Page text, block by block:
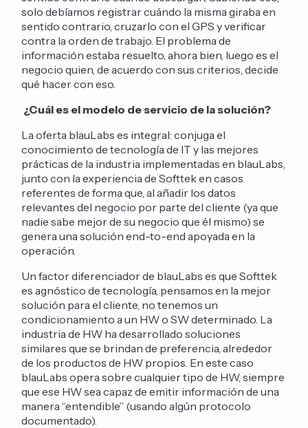
solo debíamos registrar cuándo la misma giraba en
sentido contrario, cruzarlo con el GPS y verificar
contra la orden de trabajo. El problema de
información estaba resuelto, ahora bien, luego es el
negocio quien, de acuerdo con sus criterios, decide
qué hacer con eso.
¿Cuál es el modelo de servicio de la solución?
La oferta blauLabs es integral: conjuga el
conocimiento de tecnología de IT y las mejores
prácticas de la industria implementadas en blauLabs,
junto con la experiencia de Softtek en casos
referentes de forma que, al añadir los datos
relevantes del negocio por parte del cliente (ya que
nadie sabe mejor de su negocio que él mismo) se
genera una solución end-to-end apoyada en la
operación.
Un factor diferenciador de blauLabs es que Softtek
es agnóstico de tecnología, pensamos en la mejor
solución para el cliente, no tenemos un
condicionamiento a un HW o SW determinado. La
industria de HW ha desarrollado soluciones
similares que se brindan de preferencia, alrededor
de los productos de HW propios. En este caso
blauLabs opera sobre cualquier tipo de HW, siempre
que ese HW sea capaz de emitir información de una
manera “entendible” (usando algún protocolo
documentado).